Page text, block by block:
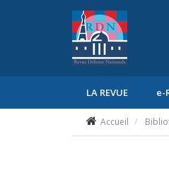
LA REVUE e-
Accueil